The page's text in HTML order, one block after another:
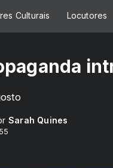
Culturais Locutores
Sarah Quines